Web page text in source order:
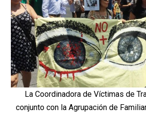
La Coordinadora de Víctimas de
conjunto con la Agrupación de